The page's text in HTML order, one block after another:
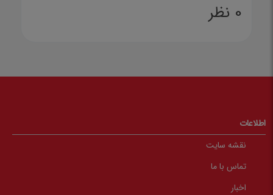
0 نظر
اطلاعات
نقشه سایت
تماس با ما
اخبار